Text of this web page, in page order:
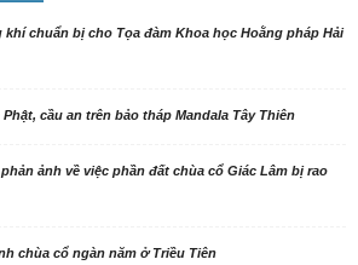
khí chuẩn bị cho Tọa đàm Khoa học Hoằng pháp Hải
cầu an trên bảo tháp Mandala Tây Thiên
ảnh về việc phần đất chùa cổ Giác Lâm bị rao
chùa cổ ngàn năm ở Triều Tiên